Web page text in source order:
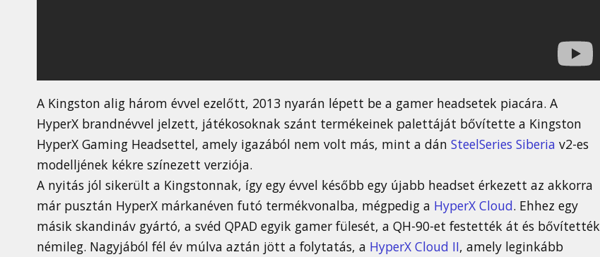
A Kingston alig három évvel ezelőtt, 2013 nyarán lépett be a gamer headsetek piacára. A
HyperX brandnévvel jelzett, játékosoknak szánt termékeinek palettáját bővítette a Kingston
HyperX Gaming Headsettel, amely igazából nem volt más, mint a dán SteelSeries Siberia v2-es
modelljének kékre színezett verziója.
A nyitás jól sikerült a Kingstonnak, így egy évvel később egy újabb headset érkezett az akkorra
már pusztán HyperX márkanéven futó termékvonalba, mégpedig a HyperX Cloud. Ehhez egy
másik skandináv gyártó, a svéd QPAD egyik gamer fülesét, a QH-90-et festették át és bővítették
némileg. Nagyjából fél év múlva aztán jött a folytatás, a HyperX Cloud II, amely leginkább